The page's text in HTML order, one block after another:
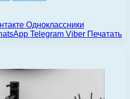
Одноклассники
Telegram Viber Печатать